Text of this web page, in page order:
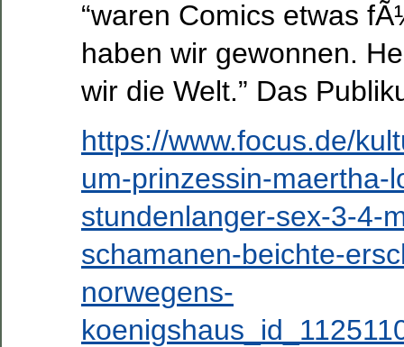
“waren Comics etwas
haben wir gewonnen.
wir die Welt.” Das
https://www.focus.de/
um-prinzessin-maertha-
stundenlanger-sex-3-4-
schamanen-beichte-
norwegens-